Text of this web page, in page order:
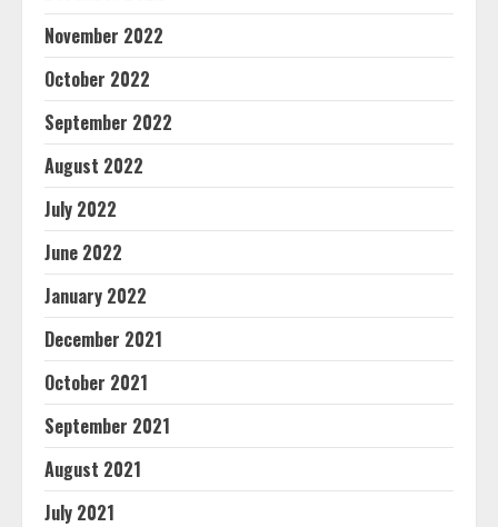
November 2022
October 2022
September 2022
August 2022
July 2022
June 2022
January 2022
December 2021
October 2021
September 2021
August 2021
July 2021